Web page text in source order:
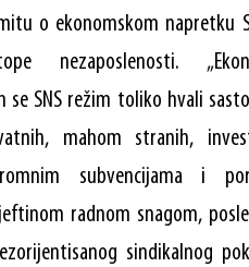
o ekonomskom napretku
nezaposlenosti.
se SNS režim toliko hvali
mahom stranih,
subvencijama i
radnom snagom,
sindikalnog